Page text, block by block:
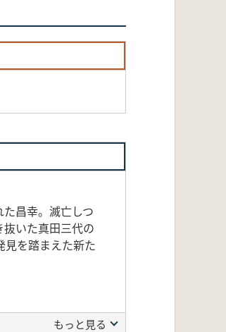
昌幸。滅亡しつ
いた真田三代の
見を踏まえた新た
もっと見る